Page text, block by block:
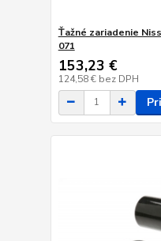
Ťažné zariadenie
071
153,23 €
124,58 € bez DPH